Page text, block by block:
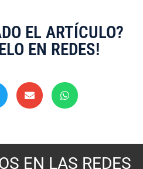
EL ARTÍCULO?
EN REDES!
EN LAS REDES